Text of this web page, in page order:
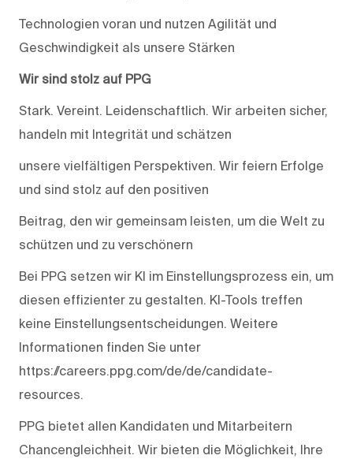
Technologien voran und nutzen Agilität und
Geschwindigkeit als unsere Stärken
Wir sind stolz auf PPG
Stark. Vereint. Leidenschaftlich. Wir arbeiten sicher,
handeln mit Integrität und schätzen
unsere vielfältigen Perspektiven. Wir feiern Erfolge
und sind stolz auf den positiven
Beitrag, den wir gemeinsam leisten, um die Welt zu
schützen und zu verschönern
Bei PPG setzen wir KI im Einstellungsprozess ein, um
diesen effizienter zu gestalten. KI-Tools treffen
keine Einstellungsentscheidungen. Weitere
Informationen finden Sie unter
https://careers.ppg.com/de/de/candidate-
resources.
PPG bietet allen Kandidaten und Mitarbeitern
Chancengleichheit. Wir bieten die Möglichkeit, Ihre